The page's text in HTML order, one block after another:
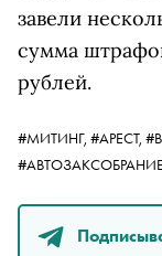
завели
сумма
рублей.
#МИТИНГ, #АРЕСТ,
#АВТОЗАКСОБРАНИЕ